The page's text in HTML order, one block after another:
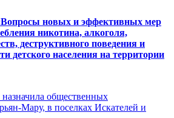
новых и эффективных мер
никотина, алкоголя,
деструктивного поведения и
детского населения на территории